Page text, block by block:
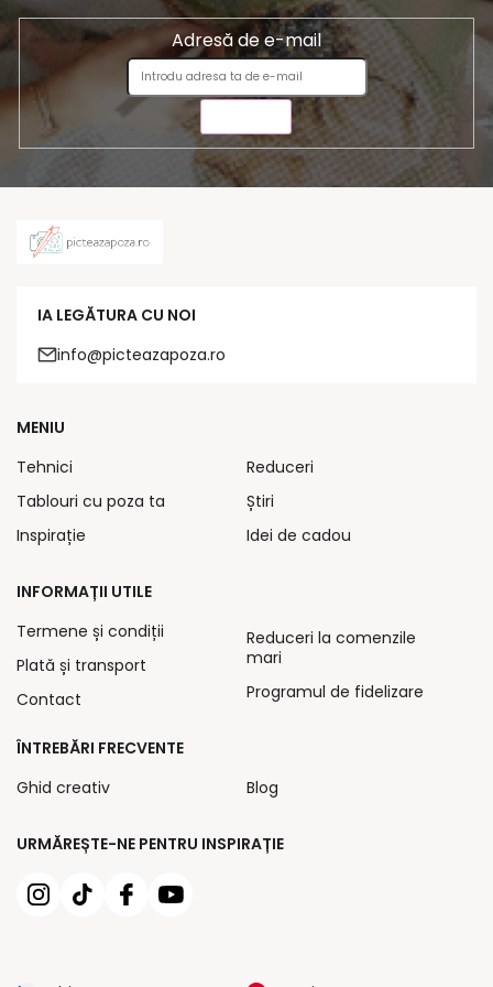
Adresă de e-mail
IA LEGĂTURA CU NOI
info@picteazapoza.ro
URMĂREȘTE-NE PENTRU INSPIRAȚIE
MENIU
Tehnici
Tablouri cu poza ta
Inspirație
Reduceri
Știri
Idei de cadou
INFORMAȚII UTILE
Termene și condiții
Plată și transport
Contact
Reduceri la comenzile
mari
Programul de fidelizare
ÎNTREBĂRI FRECVENTE
Ghid creativ
Blog